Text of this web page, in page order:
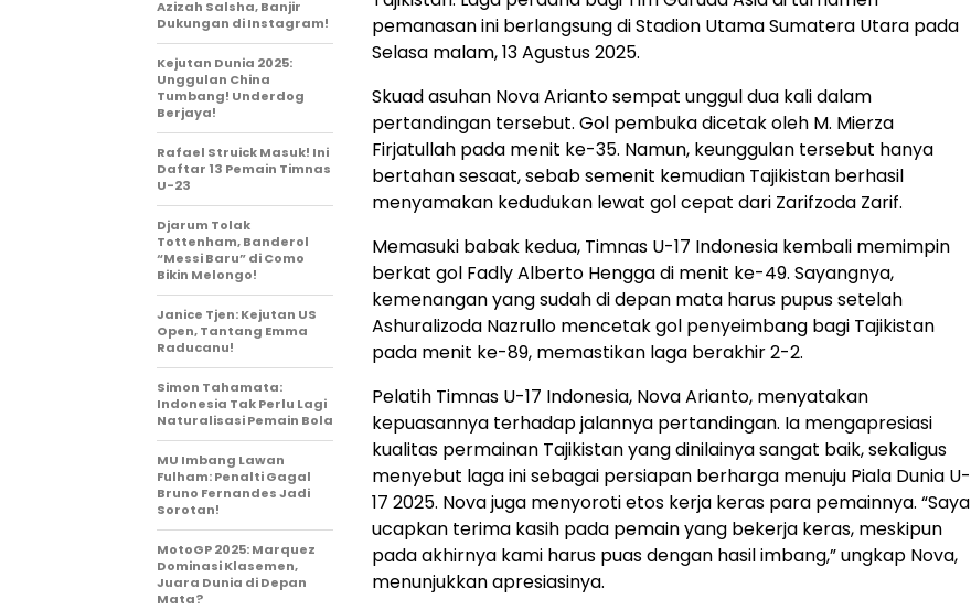
pemanasan ini berlangsung di Stadion Utama Sumatera Utara pada
Selasa malam, 13 Agustus 2025.
Skuad asuhan Nova Arianto sempat unggul dua kali dalam
pertandingan tersebut. Gol pembuka dicetak oleh M. Mierza
Firjatullah pada menit ke-35. Namun, keunggulan tersebut hanya
bertahan sesaat, sebab semenit kemudian Tajikistan berhasil
menyamakan kedudukan lewat gol cepat dari Zarifzoda Zarif.
Memasuki babak kedua, Timnas U-17 Indonesia kembali memimpin
berkat gol Fadly Alberto Hengga di menit ke-49. Sayangnya,
kemenangan yang sudah di depan mata harus pupus setelah
Ashuralizoda Nazrullo mencetak gol penyeimbang bagi Tajikistan
pada menit ke-89, memastikan laga berakhir 2-2.
Pelatih Timnas U-17 Indonesia, Nova Arianto, menyatakan
kepuasannya terhadap jalannya pertandingan. Ia mengapresiasi
kualitas permainan Tajikistan yang dinilainya sangat baik, sekaligus
menyebut laga ini sebagai persiapan berharga menuju Piala Dunia U-
17 2025. Nova juga menyoroti etos kerja keras para pemainnya. “Saya
ucapkan terima kasih pada pemain yang bekerja keras, meskipun
pada akhirnya kami harus puas dengan hasil imbang,” ungkap Nova,
menunjukkan apresiasinya.
Azizah Salsha, Banjir
Dukungan di Instagram!
Kejutan Dunia 2025:
Unggulan China
Tumbang! Underdog
Berjaya!
Rafael Struick Masuk! Ini
Daftar 13 Pemain Timnas
U-23
Djarum Tolak
Tottenham, Banderol
“Messi Baru” di Como
Bikin Melongo!
Janice Tjen: Kejutan US
Open, Tantang Emma
Raducanu!
Simon Tahamata:
Indonesia Tak Perlu Lagi
Naturalisasi Pemain Bola
MU Imbang Lawan
Fulham: Penalti Gagal
Bruno Fernandes Jadi
Sorotan!
MotoGP 2025: Marquez
Dominasi Klasemen,
Juara Dunia di Depan
Mata?